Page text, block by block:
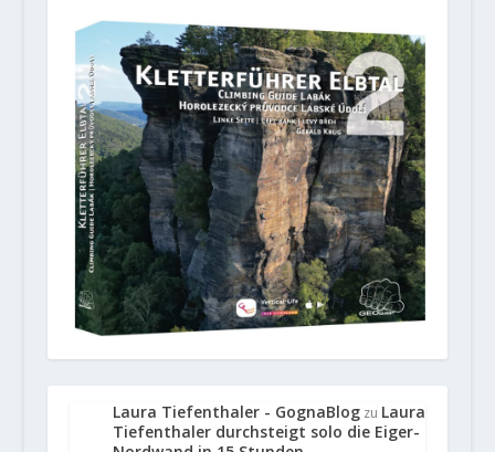
Laura Tiefenthaler - GognaBlogzu Laura
Tiefenthaler durchsteigt solo die Eiger-